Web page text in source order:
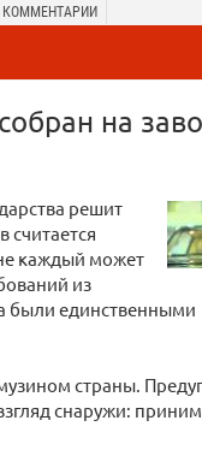
КОММЕНТАРИИ
на
решит
считается
каждый может
из
были единственными
страны.
снаружи: